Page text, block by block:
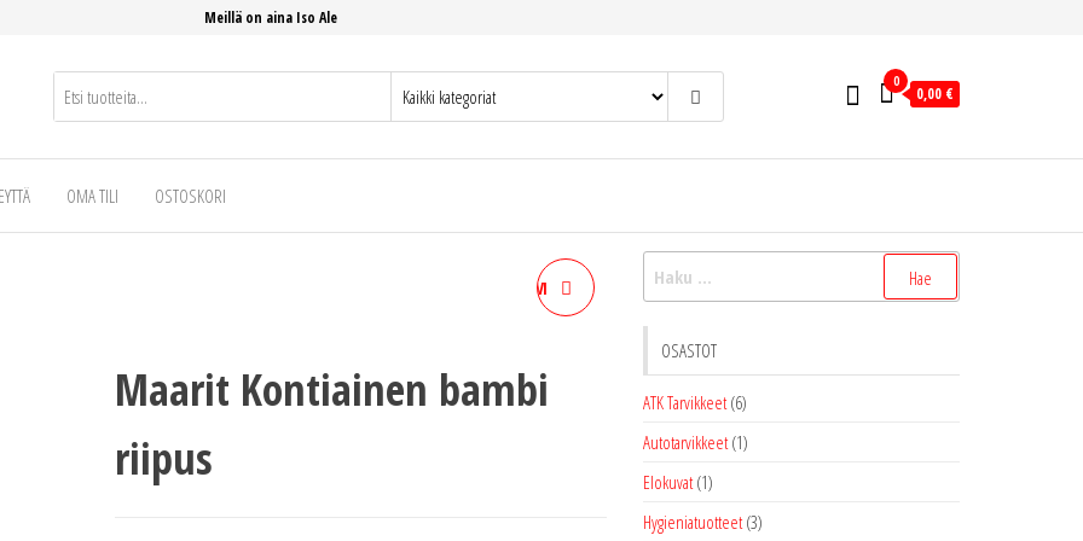
Meillä on aina Iso Ale
0
0,00 €
OMA TILI OSTOSKORI
MAARIT KONTIAINEN HIRVI
Maarit Kontiainen bambi
riipus
Haku:
OSASTOT
ATK Tarvikkeet (6)
Autotarvikkeet (1)
Elokuvat (1)
Hygieniatuotteet (3)